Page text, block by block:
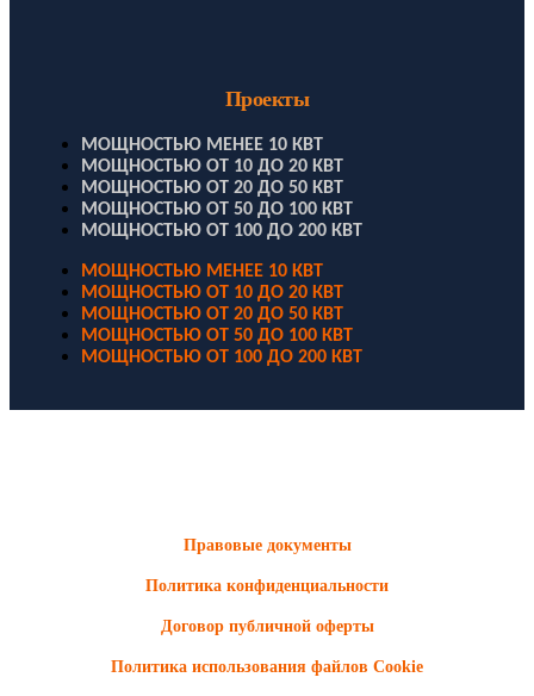
Проекты
МОЩНОСТЬЮ МЕНЕЕ 10 КВТ
МОЩНОСТЬЮ ОТ 10 ДО 20 КВТ
МОЩНОСТЬЮ ОТ 20 ДО 50 КВТ
МОЩНОСТЬЮ ОТ 50 ДО 100 КВТ
МОЩНОСТЬЮ ОТ 100 ДО 200 КВТ
МОЩНОСТЬЮ МЕНЕЕ 10 КВТ
МОЩНОСТЬЮ ОТ 10 ДО 20 КВТ
МОЩНОСТЬЮ ОТ 20 ДО 50 КВТ
МОЩНОСТЬЮ ОТ 50 ДО 100 КВТ
МОЩНОСТЬЮ ОТ 100 ДО 200 КВТ
Правовые документы
Политика конфиденциальности
Договор публичной оферты
Политика использования файлов Cookie